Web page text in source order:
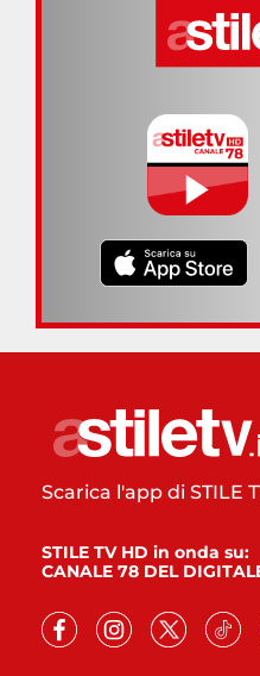
Scarica l'app di STILE
STILE TV HD in onda su:
CANALE 78 DEL